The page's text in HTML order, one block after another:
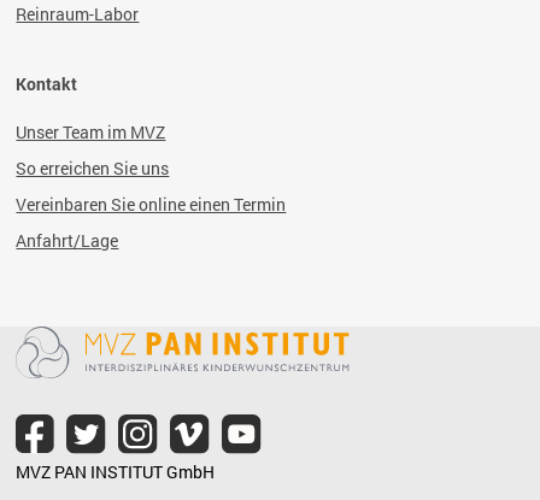
Reinraum-Labor
Kontakt
Unser Team im MVZ
So erreichen Sie uns
Vereinbaren Sie online einen Termin
Anfahrt/Lage
MVZ PAN INSTITUT GmbH